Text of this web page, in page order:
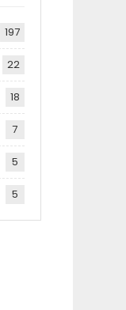
197
22
18
7
5
5